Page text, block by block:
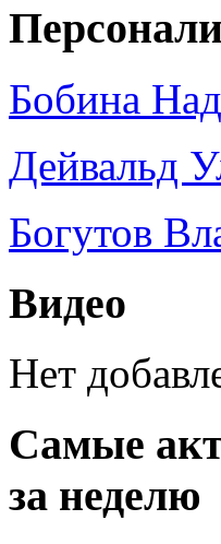
Бобина
Дейвальд
Богутов
Видео
Нет
Самые
за неделю